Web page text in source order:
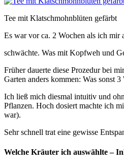
Tee mit Klatschmohnblüten gefärbt
Es war vor ca. 2 Wochen als ich mir
schwächte. Was mit Kopfweh und
Früher dauerte diese Prozedur bei
Garten anders kommen: Was sonst
Ich ließ mich diesmal intuitiv und
Pflanzen. Hoch dosiert machte ich
war).
Sehr schnell trat eine gewisse
Welche Kräuter ich auswählte –